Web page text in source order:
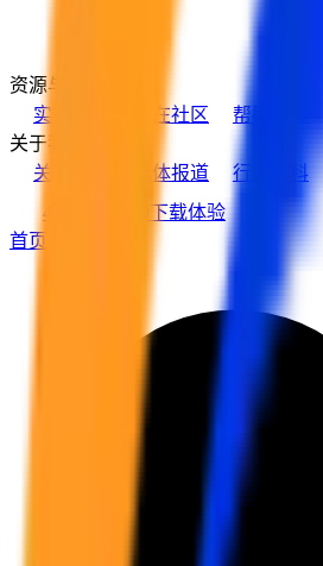
资源与支持
实在学院
实在社区 帮助中心
关于我们
关于实在
媒体报道 行业百科
400-139-9089
下载体验
首页